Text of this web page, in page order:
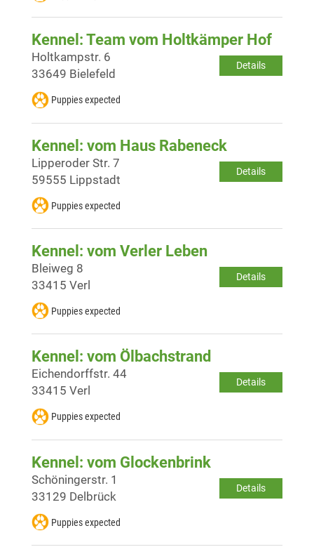
Kennel: Team vom Holtkämper Hof
Details
Holtkampstr. 6
33649 Bielefeld
Puppies expected
Kennel: vom Haus Rabeneck
Details
Lipperoder Str. 7
59555 Lippstadt
Puppies expected
Kennel: vom Verler Leben
Details
Bleiweg 8
33415 Verl
Puppies expected
Kennel: vom Ölbachstrand
Details
Eichendorffstr. 44
33415 Verl
Puppies expected
Kennel: vom Glockenbrink
Details
Schöningerstr. 1
33129 Delbrück
Puppies expected